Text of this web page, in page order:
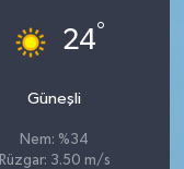
24°
Güneşli
Nem: %34
Rüzgar: 3.50 m/s